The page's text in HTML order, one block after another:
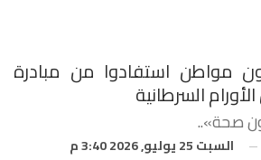
19.4 مليون مواطن استفادوا من مبادرة
السرطانية
السبت 25 يوليو, 2026 3:40 م